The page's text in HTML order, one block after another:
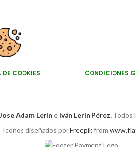
DE COOKIES CONDICIONES
Jose Adam Lerín e Iván Lerín Pérez. Todos
Iconos diseñados porFreepikfrom